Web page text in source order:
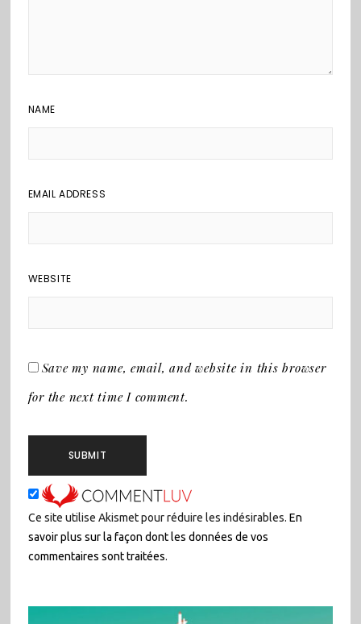
NAME
EMAIL ADDRESS
WEBSITE
Save my name, email, and website in this browser
for the next time I comment.
Ce site utilise Akismet pour réduire les indésirables. En
savoir plus sur la façon dont les données de vos
commentaires sont traitées.